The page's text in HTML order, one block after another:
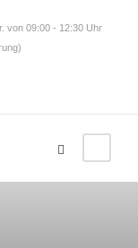
von 09:00 - 12:30 Uhr